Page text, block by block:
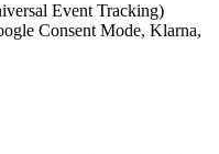
Event Tracking)
Consent Mode, Klarna,